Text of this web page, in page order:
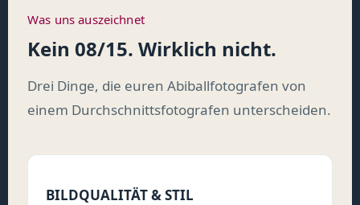
Was uns auszeichnet
Kein 08/15. Wirklich nicht.
Drei Dinge, die euren Abiballfotografen von
einem Durchschnittsfotografen unterscheiden.
BILDQUALITÄT & STIL